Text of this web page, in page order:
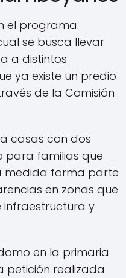
el programa
se busca llevar
a distintos
ya existe un predio
de la Comisión
casas con dos
para familias que
medida forma parte
en zonas que
infraestructura y
en la primaria
petición realizada